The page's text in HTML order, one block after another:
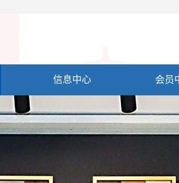
信息中心 会员